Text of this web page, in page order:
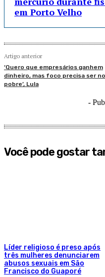
em Porto Velho
Artigo anterior
‘Quero que empresários ganhem
dinheiro, mas foco precisa ser no
pobre’, Lula
-
Você pode gostar
Líder religioso é preso após
três mulheres denunciarem
abusos sexuais em São
Francisco do Guaporé